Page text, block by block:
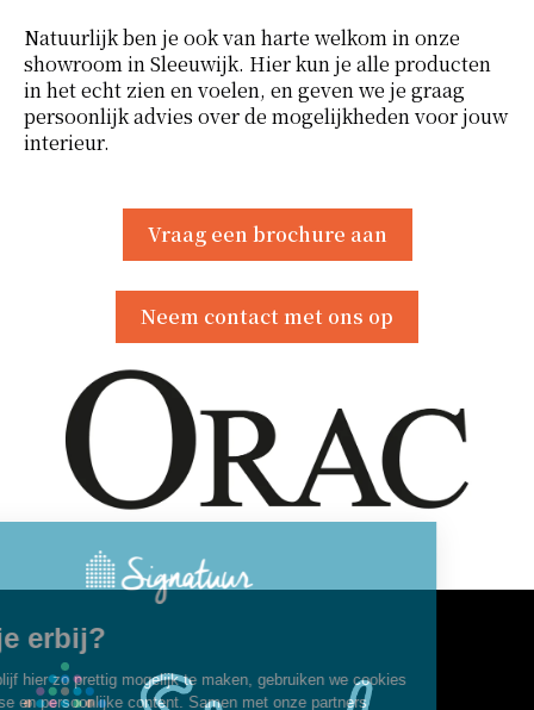
Natuurlijk ben je ook van harte welkom in onze
showroom in Sleeuwijk. Hier kun je alle producten
in het echt zien en voelen, en geven we je graag
persoonlijk advies over de mogelijkheden voor jouw
interieur.
Vraag een brochure aan
Neem contact met ons op